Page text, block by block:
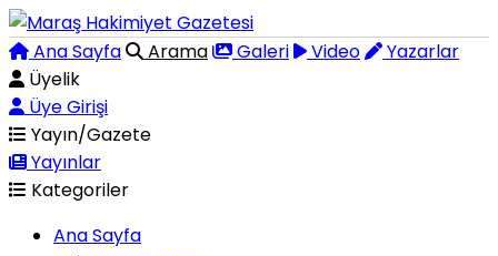
Ana Sayfa Arama Galeri Video
Yazarlar
Üyelik
Üye Girişi
Yayın/Gazete
Yayınlar
Kategoriler
Ana Sayfa